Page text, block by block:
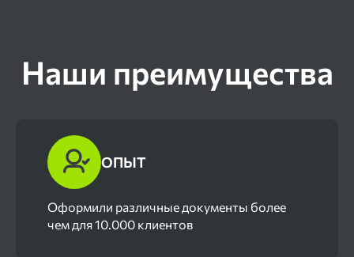
Наши преимущества
ОПЫТ
Оформили различные документы более
чем для 10.000 клиентов